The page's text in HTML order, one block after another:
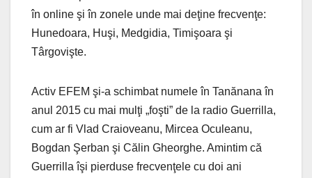
în online şi în zonele unde mai deţine frecvenţe:
Hunedoara, Huşi, Medgidia, Timişoara şi
Târgovişte.
Activ EFEM şi-a schimbat numele în Tanănana în
anul 2015 cu mai mulţi „foşti” de la radio Guerrilla,
cum ar fi Vlad Craioveanu, Mircea Oculeanu,
Bogdan Şerban şi Călin Gheorghe. Amintim că
Guerrilla îşi pierduse frecvenţele cu doi ani